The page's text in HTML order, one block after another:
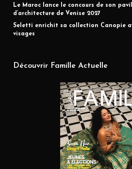
Le Maroc lance le concours de son
d’architecture de Venise 2027
Seletti enrichit sa collection Canopie
visages
Découvrir Famille Actuelle